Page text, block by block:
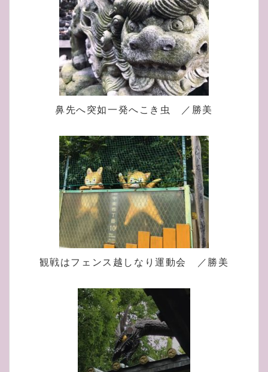
鼻先へ突如一発へこき虫 ／勝美
観戦はフェンス越しなり運動会 ／勝美